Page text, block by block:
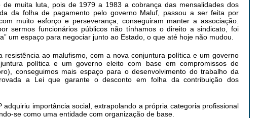
de muita luta, pois de 1979 a 1983 a cobrança das mensalidades dos
da folha de pagamento pelo governo Maluf, passou a ser feita por
muito esforço e perseverança, conseguiram manter a associação.
sermos funcionários públicos não tínhamos o direito a sindicato, foi
um espaço para negociar junto ao Estado, o que até hoje não mudou.
resistência ao malufismo, com a nova conjuntura política e um governo
política e um governo eleito com base em compromissos de
conseguimos mais espaço para o desenvolvimento do trabalho da
a Lei que garante o desconto em folha da contribuição dos
adquiriu importância social, extrapolando a própria categoria profissional
se como uma entidade com organização de base.